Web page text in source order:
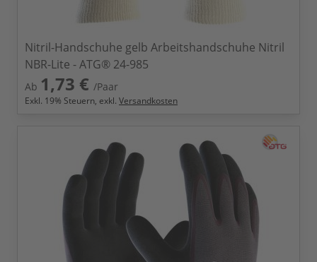
Nitril-Handschuhe gelb Arbeitshandschuhe Nitril
NBR-Lite - ATG® 24-985
Ab 1,73 € /Paar
Exkl. 19% Steuern, exkl. Versandkosten